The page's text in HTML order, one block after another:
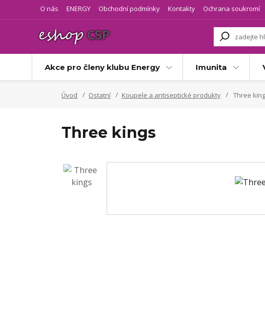
O nás ENERGY Obchodní podmínky Kontakty Ochrana soukromí
Akce pro členy klubu Energy Imunita
Úvod Ostatní Koupele a antiseptické produkty Three
Three kings